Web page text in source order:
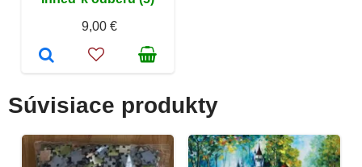
9,00 €
Súvisiace produkty